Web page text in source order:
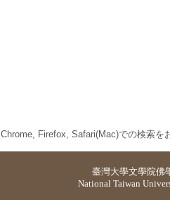
Chrome, Firefox, Safari(Mac)での検索を
臺灣大學文學院佛
National Taiwan